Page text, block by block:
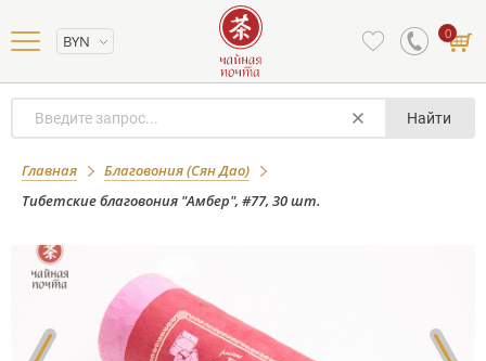
BYN 0
Найти
Главная
Благовония (Сян Дао)
Тибетские благовония "Амбер", #77, 30 шт.
Тибетские благовония "Амбер", #77,
30 шт.